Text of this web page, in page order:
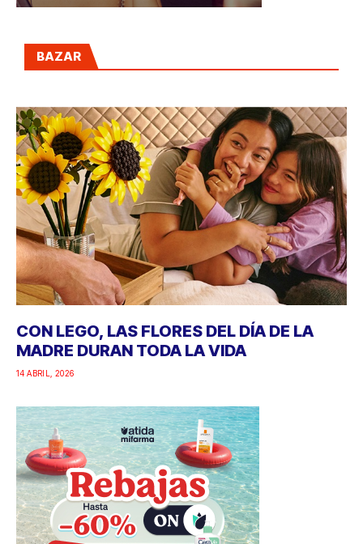
BAZAR
CON LEGO, LAS FLORES DEL DÍA DE LA
MADRE DURAN TODA LA VIDA
14 ABRIL, 2026